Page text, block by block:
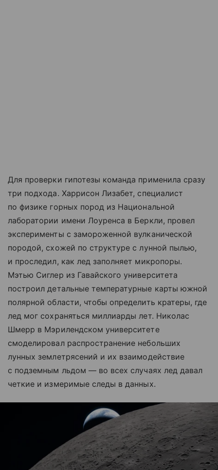
Для проверки гипотезы команда применила сразу
три подхода. Харрисон Лизабет, специалист
по физике горных пород из Национальной
лаборатории имени Лоуренса в Беркли, провел
эксперименты с замороженной вулканической
породой, схожей по структуре с лунной пылью,
и проследил, как лед заполняет микропоры.
Мэтью Сиглер из Гавайского университета
построил детальные температурные карты южной
полярной области, чтобы определить кратеры, где
лед мог сохраняться миллиарды лет. Николас
Шмерр в Мэрилендском университете
смоделировал распространение небольших
лунных землетрясений и их взаимодействие
с подземным льдом — во всех случаях лед давал
четкие и измеримые следы в данных.